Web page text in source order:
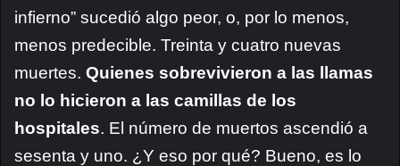
infierno” sucedió algo peor, o, por lo menos,
menos predecible. Treinta y cuatro nuevas
muertes. Quienes sobrevivieron a las llamas
no lo hicieron a las camillas de los
hospitales. El número de muertos ascendió a
sesenta y uno. ¿Y eso por qué? Bueno, es lo